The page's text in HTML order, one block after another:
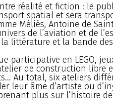
réalité et fiction : le
spatial et sera
Méliès, Antoine de
de l’aviation et de
littérature et la bande
participative en LEGO,
de construction libre
Au total, six ateliers
leur âme d’artiste ou
plus sur l’histoire